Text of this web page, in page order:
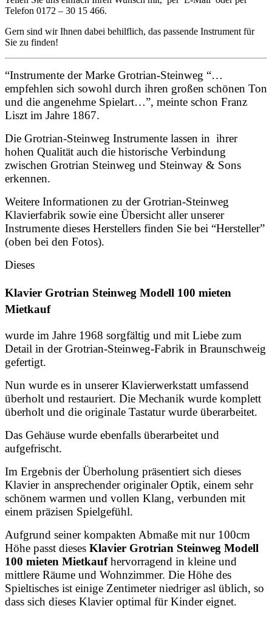
Telefon 0172 – 30 15 466.
Gern sind wir Ihnen dabei behilflich, das passende Instrument für
Sie zu finden!
“Instrumente der Marke Grotrian-Steinweg “…
empfehlen sich sowohl durch ihren großen schönen Ton
und die angenehme Spielart…”, meinte schon Franz
Liszt im Jahre 1867.
Die Grotrian-Steinweg Instrumente lassen in ihrer
hohen Qualität auch die historische Verbindung
zwischen Grotrian Steinweg und Steinway & Sons
erkennen.
Weitere Informationen zu der Grotrian-Steinweg
Klavierfabrik sowie eine Übersicht aller unserer
Instrumente dieses Herstellers finden Sie bei “Hersteller”
(oben bei den Fotos).
Dieses
Klavier Grotrian Steinweg Modell 100 mieten
Mietkauf
wurde im Jahre 1968 sorgfältig und mit Liebe zum
Detail in der Grotrian-Steinweg-Fabrik in Braunschweig
gefertigt.
Nun wurde es in unserer Klavierwerkstatt umfassend
überholt und restauriert. Die Mechanik wurde komplett
überholt und die originale Tastatur wurde überarbeitet.
Das Gehäuse wurde ebenfalls überarbeitet und
aufgefrischt.
Im Ergebnis der Überholung präsentiert sich dieses
Klavier in ansprechender originaler Optik, einem sehr
schönem warmen und vollen Klang, verbunden mit
einem präzisen Spielgefühl.
Aufgrund seiner kompakten Abmaße mit nur 100cm
Höhe passt dieses Klavier Grotrian Steinweg Modell
100 mieten Mietkaufhervorragend in kleine und
mittlere Räume und Wohnzimmer. Die Höhe des
Spieltisches ist einige Zentimeter niedriger asl üblich, so
dass sich dieses Klavier optimal für Kinder eignet.